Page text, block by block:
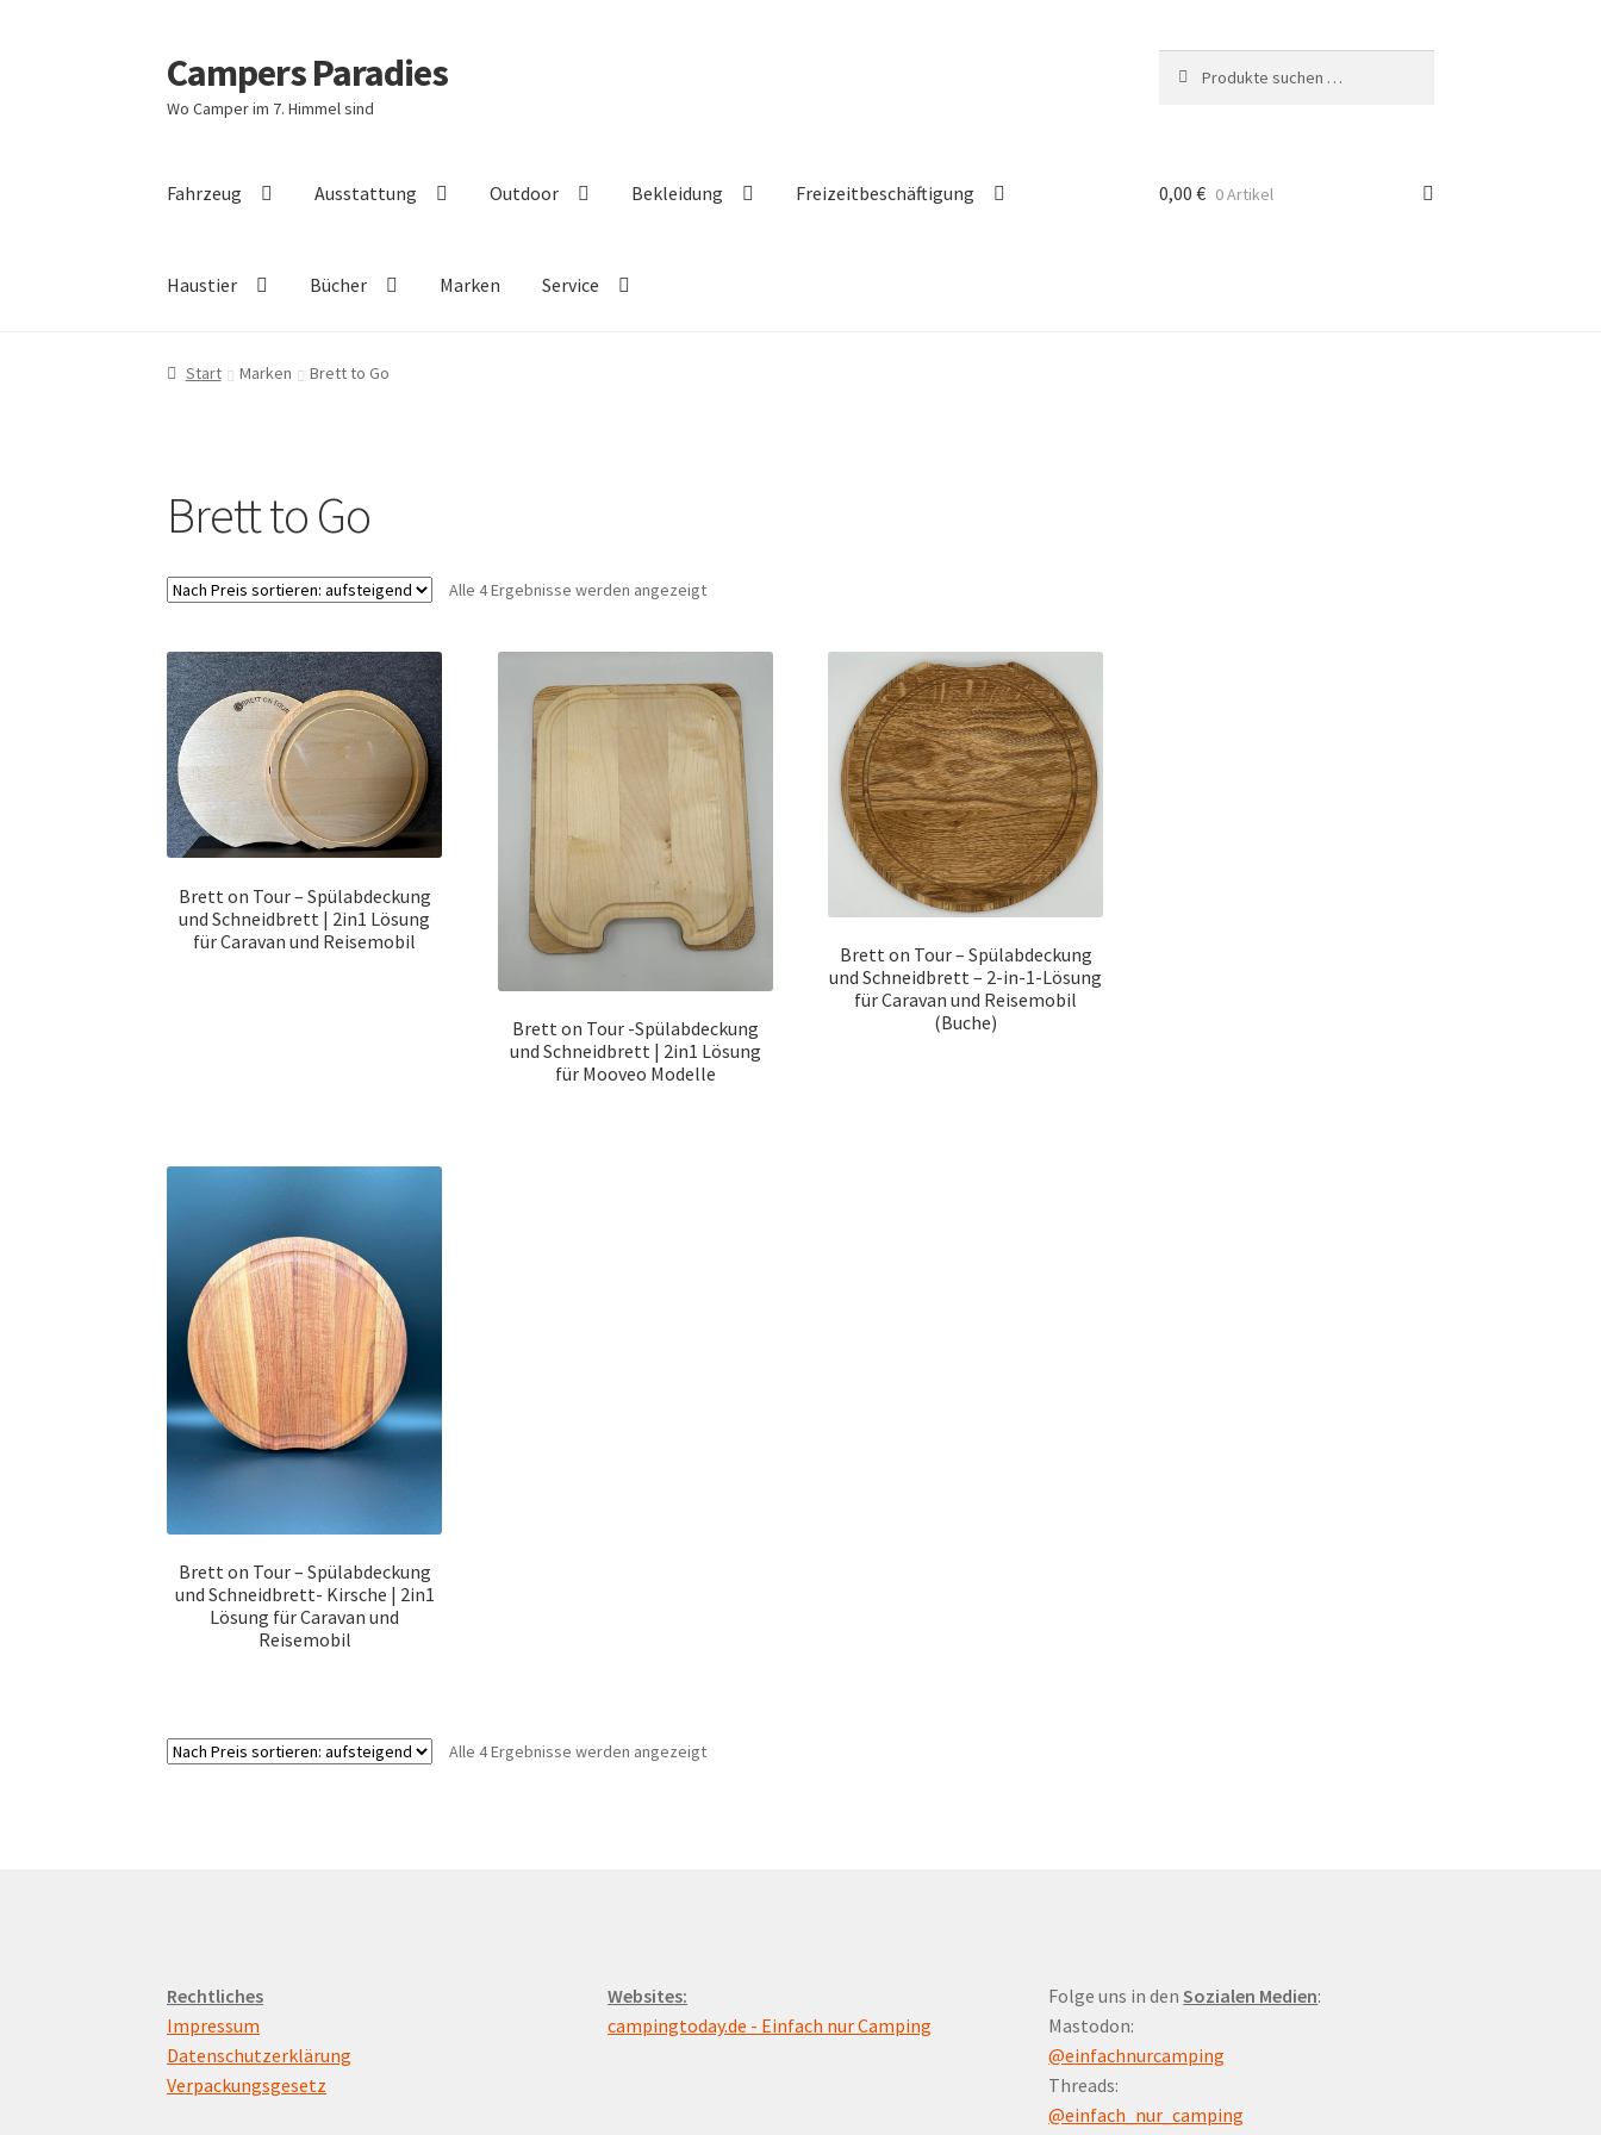
Zur
Navigation
springen
Zum
Inhalt
springen
Campers Paradies
Wo Camper im 7. Himmel sind
nach:
Fahrzeug Ausstattung Outdoor Bekleidung Freizeitbeschäftigung
Haustier Bücher Marken Service
0,00 € 0 Artikel
Start Marken Brett to Go
Brett to Go
Alle 4 Ergebnisse werden angezeigtNach
Brett on Tour – Spülabdeckung
und Schneidbrett | 2in1 Lösung
für Caravan und Reisemobil
Brett on Tour -Spülabdeckung
und Schneidbrett | 2in1 Lösung
für Mooveo Modelle
Brett on Tour – Spülabdeckung
und Schneidbrett – 2-in-1-Lösung
für Caravan und Reisemobil
(Buche)
Brett on Tour – Spülabdeckung
und Schneidbrett- Kirsche | 2in1
Lösung für Caravan und
Reisemobil
Alle 4 Ergebnisse werden angezeigtNach
Rechtliches
Impressum
Datenschutzerklärung
Verpackungsgesetz
Websites:
campingtoday.de - Einfach nur Camping
Folge uns in denSozialen Medien:
Mastodon:
@einfachnurcamping
Threads:
@einfach_nur_camping